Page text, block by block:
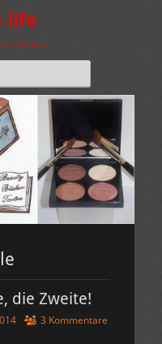
life
Farben
die Zweite!
3 Kommentare